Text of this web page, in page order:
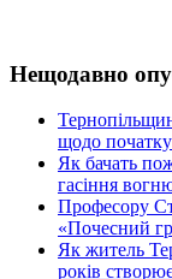
Нещодавно
щодо
Як бачать
гасіння
Професору
«Почесний
Як житель
років